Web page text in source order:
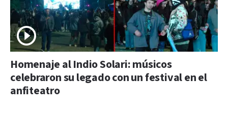
Homenaje al Indio Solari: músicos
celebraron su legado con un festival en el
anfiteatro